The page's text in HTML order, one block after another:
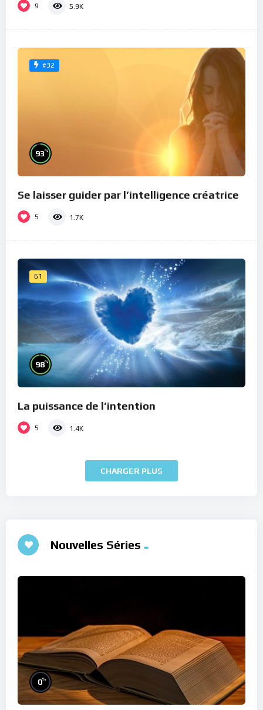
9 5.9K
#32
93%
Se laisser guider par l’intelligence créatrice
5 1.7K
61
98%
La puissance de l’intention
5 1.4K
CHARGER PLUS
Nouvelles Séries
0%